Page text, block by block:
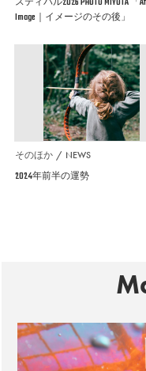
Image｜イメージのその後」
そのほか NEWS
2024年前半の運勢